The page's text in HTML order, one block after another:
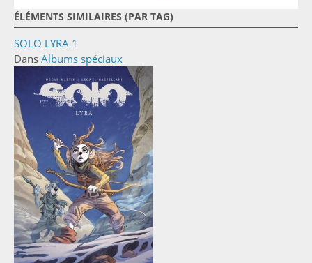
ÉLÉMENTS SIMILAIRES (PAR TAG)
SOLO LYRA 1
Dans Albums spéciaux